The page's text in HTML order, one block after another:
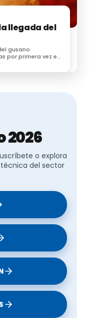
llegada del
gusano
por primera vez en
2026
o explora
del sector